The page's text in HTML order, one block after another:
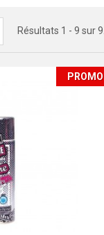
Résultats 1 - 9 sur 9.
PROMO